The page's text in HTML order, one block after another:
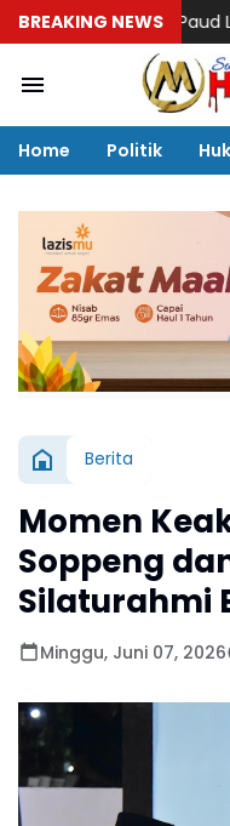
BREAKING NEWS
Paud Lepas 63
Home Politik
Berita
Momen
Soppeng
Silaturahmi
Minggu, Juni 07, 2026